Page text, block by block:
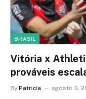
BRASIL
Vitória x
prováveis
By Patricia agosto 6,